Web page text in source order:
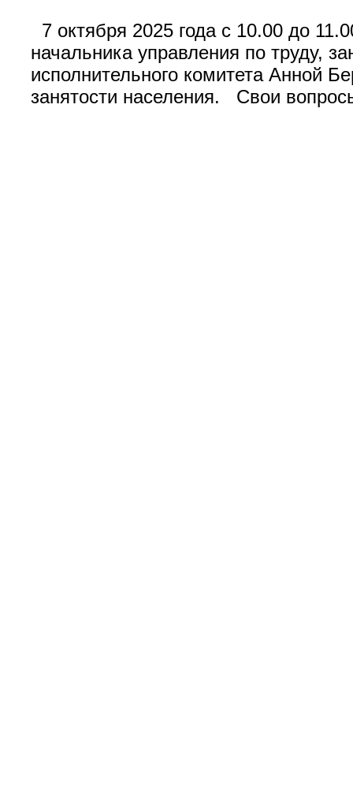
7 октября 2025 года с 10.00 до
начальника управления по труду,
исполнительного комитета Анной
занятости населения. Свои